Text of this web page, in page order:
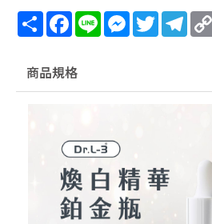
ShareFacebook
LineMessenger
Twitter
商品規格